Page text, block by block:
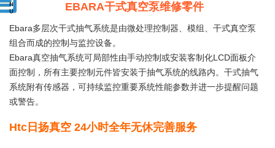
EBARA干式真空泵维修零件
Ebara多层次干式抽气系统是由微处理控制器、模组、干式真空泵
组合而成的控制与监控设备。
Ebara真空抽气系统可局部性由手动控制或安装客制化LCD面板介
面控制，所有主要控制元件皆安装于抽气系统的线路内。干式抽气
系统附有传感器，可持续监控重要系统性能参数并进一步提醒问题
或警告。
Htc日扬真空 24小时全年无休完善服务